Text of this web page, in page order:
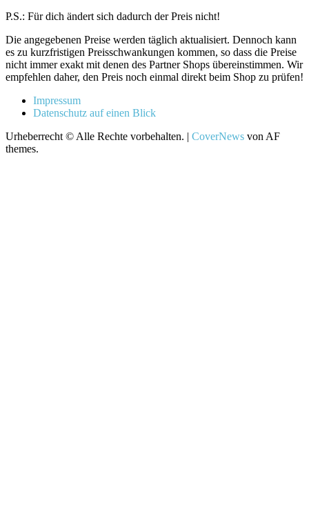
P.S.: Für dich ändert sich dadurch der Preis nicht!
Die angegebenen Preise werden täglich aktualisiert. Dennoch kann
es zu kurzfristigen Preisschwankungen kommen, so dass die Preise
nicht immer exakt mit denen des Partner Shops übereinstimmen. Wir
empfehlen daher, den Preis noch einmal direkt beim Shop zu prüfen!
Impressum
Datenschutz auf einen Blick
Urheberrecht © Alle Rechte vorbehalten. | CoverNews von AF
themes.